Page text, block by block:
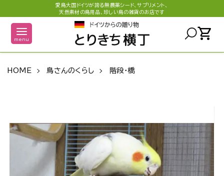
愛鳥大国ドイツが誇る無農薬シード、サプリメント、
天然素材の鳥用品、珍しい鳥の雑貨のお店です
menu shopping_cart
HOME 鳥さんのくらし 階段・橋